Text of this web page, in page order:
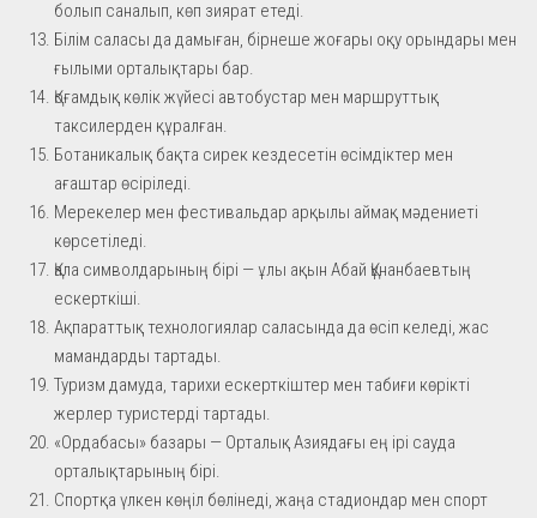
болып саналып, көп зиярат етеді.
Білім саласы да дамыған, бірнеше жоғары оқу орындары мен
ғылыми орталықтары бар.
Қоғамдық көлік жүйесі автобустар мен маршруттық
таксилерден құралған.
Ботаникалық бақта сирек кездесетін өсімдіктер мен
ағаштар өсіріледі.
Мерекелер мен фестивальдар арқылы аймақ мәдениеті
көрсетіледі.
Қала символдарының бірі — ұлы ақын Абай Құнанбаевтың
ескерткіші.
Ақпараттық технологиялар саласында да өсіп келеді, жас
мамандарды тартады.
Туризм дамуда, тарихи ескерткіштер мен табиғи көрікті
жерлер туристерді тартады.
«Ордабасы» базары — Орталық Азиядағы ең ірі сауда
орталықтарының бірі.
Спортқа үлкен көңіл бөлінеді, жаңа стадиондар мен спорт